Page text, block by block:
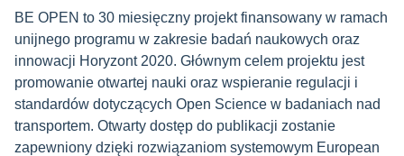
BE OPEN to 30 miesięczny projekt finansowany w ramach
unijnego programu w zakresie badań naukowych oraz
innowacji Horyzont 2020. Głównym celem projektu jest
promowanie otwartej nauki oraz wspieranie regulacji i
standardów dotyczących Open Science w badaniach nad
transportem. Otwarty dostęp do publikacji zostanie
zapewniony dzięki rozwiązaniom systemowym European